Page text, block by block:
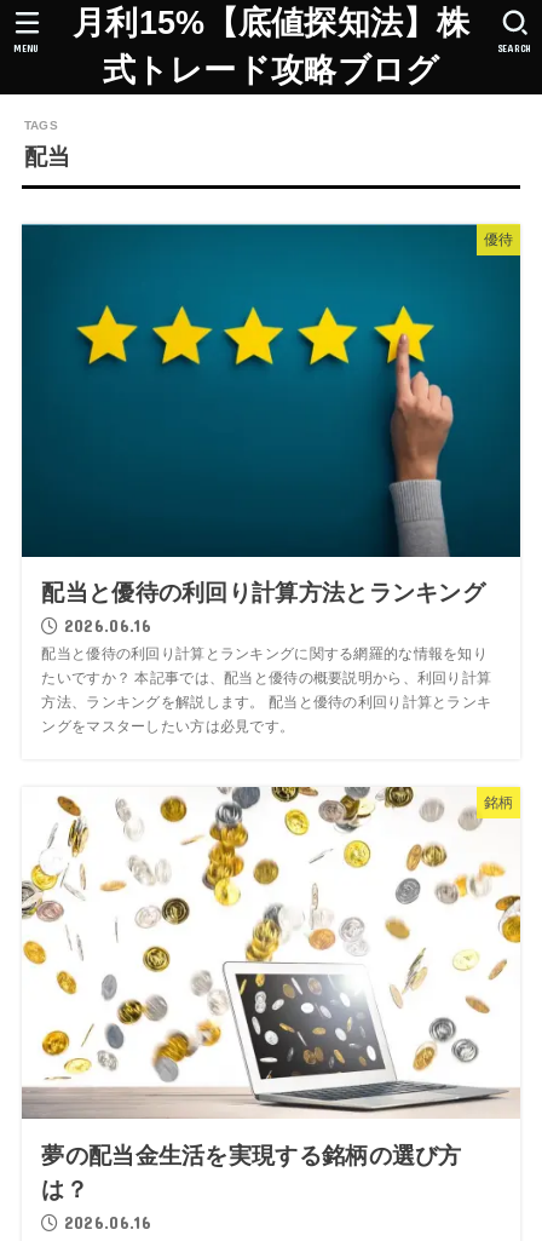
月利15%【底値探知法】株
式トレード攻略ブログ
SEARCH
MENU
配当
優待
配当と優待の利回り計算方法とランキング
2026.06.16
配当と優待の利回り計算とランキングに関する網羅的な情報を知り
たいですか？ 本記事では、配当と優待の概要説明から、利回り計算
方法、ランキングを解説します。 配当と優待の利回り計算とランキ
ングをマスターしたい方は必見です。
銘柄
夢の配当金生活を実現する銘柄の選び方
は？
2026.06.16